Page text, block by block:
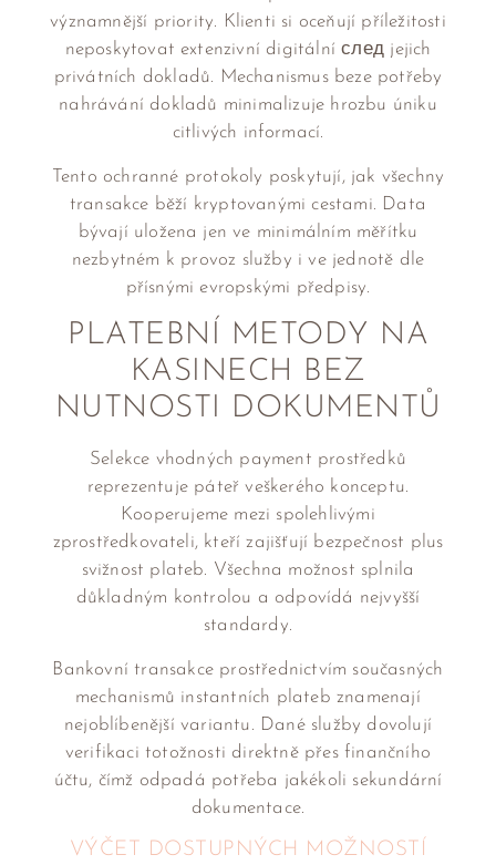
významnější priority. Klienti si oceňují příležitosti
neposkytovat extenzivní digitální след jejich
privátních dokladů. Mechanismus beze potřeby
nahrávání dokladů minimalizuje hrozbu úniku
citlivých informací.
Tento ochranné protokoly poskytují, jak všechny
transakce běží kryptovanými cestami. Data
bývají uložena jen ve minimálním měřítku
nezbytném k provoz služby i ve jednotě dle
přísnými evropskými předpisy.
PLATEBNÍ METODY NA
KASINECH BEZ
NUTNOSTI DOKUMENTŮ
Selekce vhodných payment prostředků
reprezentuje páteř veškerého konceptu.
Kooperujeme mezi spolehlivými
zprostředkovateli, kteří zajišťují bezpečnost plus
svižnost plateb. Všechna možnost splnila
důkladným kontrolou a odpovídá nejvyšší
standardy.
Bankovní transakce prostřednictvím současných
mechanismů instantních plateb znamenají
nejoblíbenější variantu. Dané služby dovolují
verifikaci totožnosti direktně přes finančního
účtu, čímž odpadá potřeba jakékoli sekundární
dokumentace.
VÝČET DOSTUPNÝCH MOŽNOSTÍ